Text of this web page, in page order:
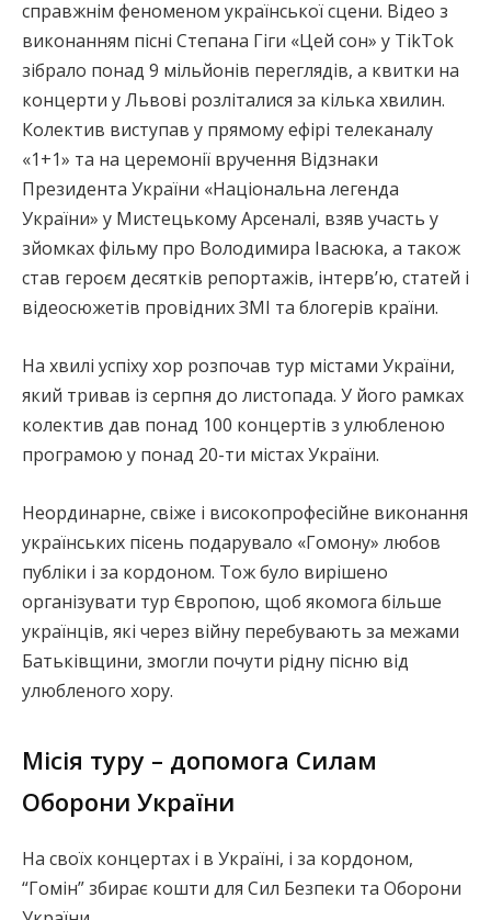
справжнім феноменом української сцени. Відео з
виконанням пісні Степана Гіги «Цей сон» у TikTok
зібрало понад 9 мільйонів переглядів, а квитки на
концерти у Львові розліталися за кілька хвилин.
Колектив виступав у прямому ефірі телеканалу
«1+1» та на церемонії вручення Відзнаки
Президента України «Національна легенда
України» у Мистецькому Арсеналі, взяв участь у
зйомках фільму про Володимира Івасюка, а також
став героєм десятків репортажів, інтервʼю, статей і
відеосюжетів провідних ЗМІ та блогерів країни.
На хвилі успіху хор розпочав тур містами України,
який тривав із серпня до листопада. У його рамках
колектив дав понад 100 концертів з улюбленою
програмою у понад 20-ти містах України.
Неординарне, свіже і високопрофесійне виконання
українських пісень подарувало «Гомону» любов
публіки і за кордоном. Тож було вирішено
організувати тур Європою, щоб якомога більше
українців, які через війну перебувають за межами
Батьківщини, змогли почути рідну пісню від
улюбленого хору.
Місія туру – допомога Силам
Оборони України
На своїх концертах і в Україні, і за кордоном,
“Гомін” збирає кошти для Сил Безпеки та Оборони